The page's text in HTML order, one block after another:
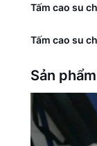
Tấm cao su
Tấm cao su
Sản